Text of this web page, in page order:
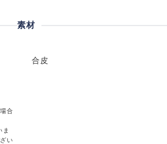
合
ま
い
素材
合皮